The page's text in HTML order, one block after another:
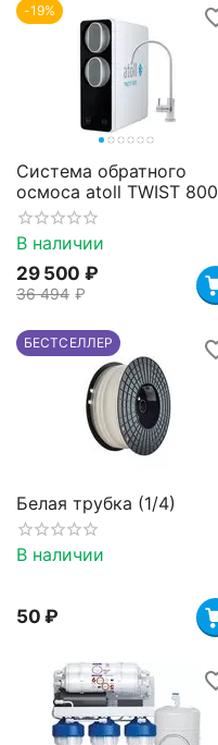
-19%
Система обратного
осмоса atoll TWIST 800
(A-5800p)
В наличии
29 500 ₽
36 494 ₽
БЕСТСЕЛЛЕР
Белая трубка (1/4)
В наличии
‍50‍ ₽